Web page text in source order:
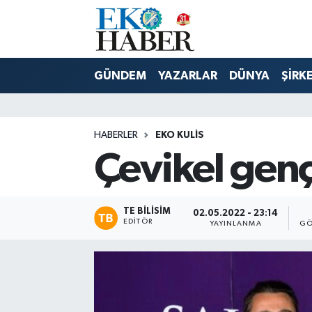
GÜNDEM YAZARLAR DÜNYA
HABERLER EKO KULIS
Çevikel
TE BILISIM
EDITÖR
02.05.2022 - 23:14
YAYINLANMA
Hava Durumu
Tüm Manşetler
Haber Arşivi